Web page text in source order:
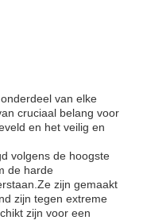
van elke
cruciaal belang voor
en het veilig en
volgens de hoogste
de harde
zijn gemaakt
zijn tegen extreme
zijn voor een